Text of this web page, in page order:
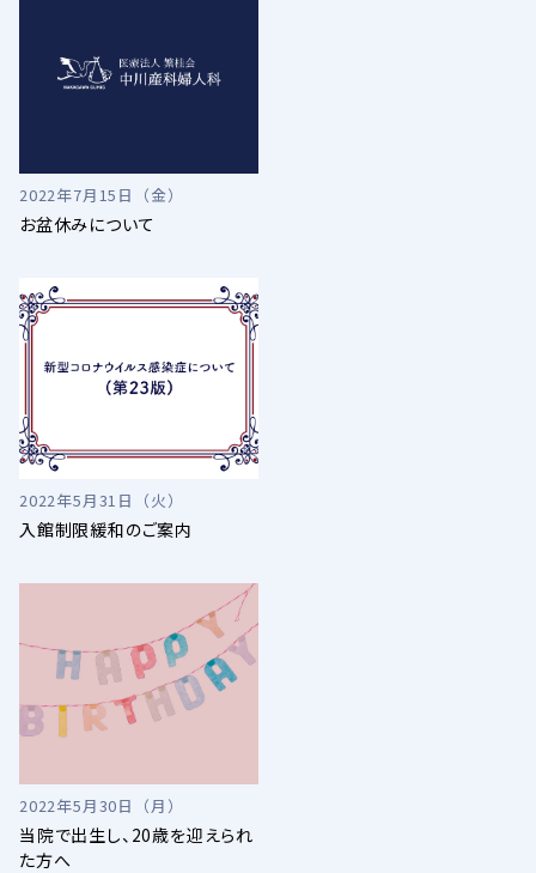
2022年7月15日（金）
お盆休みについて
2022年5月31日（火）
入館制限緩和のご案内
2022年5月30日（月）
当院で出生し、20歳を迎えられ
た方へ